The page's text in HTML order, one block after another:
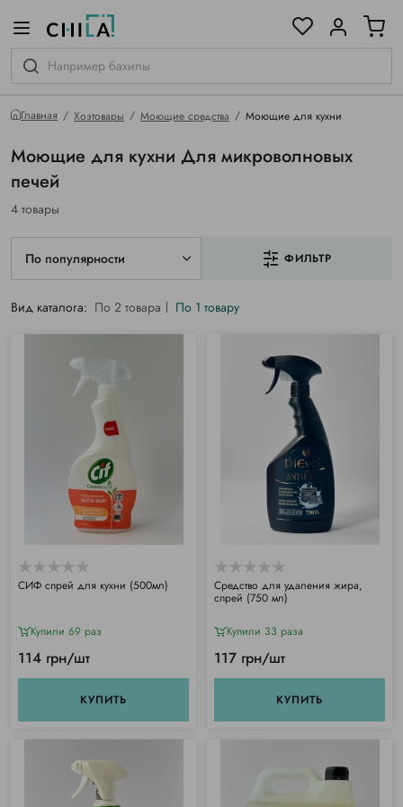
Главная Хозтовары Моющие средства Моющие для кухни
Моющие для кухни Для микроволновых
печей
4 товары
По популярности ФИЛЬТР
Вид каталога: По 2 товара По 1 товару
СИФ спрей для кухни (500мл)
Купили 69 раз
114 грн/шт
КУПИТЬ
Средство для удаления жира,
спрей (750 мл)
Купили 33 раза
117 грн/шт
КУПИТЬ
гамме